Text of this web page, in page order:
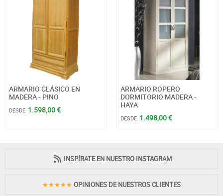
ARMARIO CLÁSICO EN
MADERA - PINO
DESDE 1.598,00 €
ARMARIO ROPERO
DORMITORIO MADERA -
HAYA
DESDE 1.498,00 €
INSPÍRATE EN NUESTRO INSTAGRAM
★★★★★ OPINIONES DE NUESTROS CLIENTES